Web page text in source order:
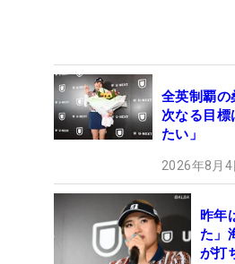
全英制覇
次なる目標
たい」
2026年8月
昨年
た」
が打